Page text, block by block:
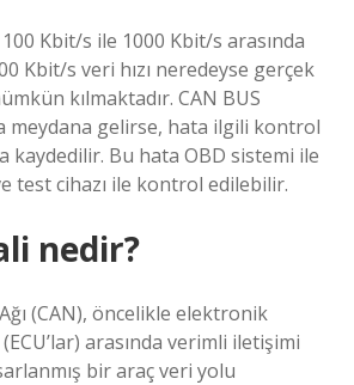
100 Kbit/s ile 1000 Kbit/s arasında
Kbit/s veri hızı neredeyse gerçek
kılmaktadır. CAN BUS
meydana gelirse, hata ilgili kontrol
kaydedilir. Bu hata OBD sistemi ile
test cihazı ile kontrol edilebilir.
nedir?
(CAN), öncelikle elektronik
arasında verimli iletişimi
bir araç veri yolu